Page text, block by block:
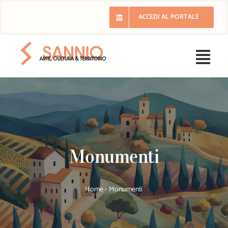
ACCEDI AL PORTALE
Monumenti
Home- Monumenti